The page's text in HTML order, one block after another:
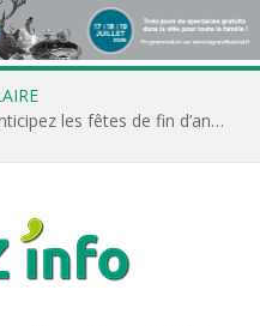
Commerçants, associations… anticipez les fêtes de fin d’année avec Meuz’Info